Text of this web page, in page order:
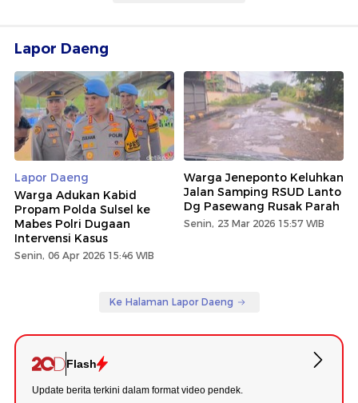
Lapor Daeng
Lapor Daeng
Warga Adukan Kabid
Propam Polda Sulsel ke
Mabes Polri Dugaan
Intervensi Kasus
Senin, 06 Apr 2026 15:46 WIB
Warga Jeneponto Keluhkan
Jalan Samping RSUD Lanto
Dg Pasewang Rusak Parah
Senin, 23 Mar 2026 15:57 WIB
Ke Halaman Lapor Daeng
Flash
Update berita terkini dalam format video pendek.